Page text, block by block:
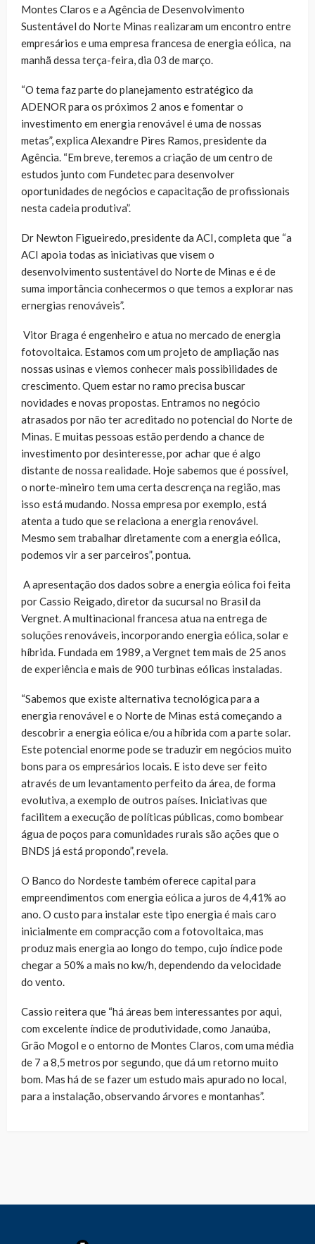
Montes Claros e a Agência de Desenvolvimento
Sustentável do Norte Minas realizaram um encontro entre
empresários e uma empresa francesa de energia eólica, na
manhã dessa terça-feira, dia 03 de março.
“O tema faz parte do planejamento estratégico da
ADENOR para os próximos 2 anos e fomentar o
investimento em energia renovável é uma de nossas
metas”, explica Alexandre Pires Ramos, presidente da
Agência. “Em breve, teremos a criação de um centro de
estudos junto com Fundetec para desenvolver
oportunidades de negócios e capacitação de profissionais
nesta cadeia produtiva”.
Dr Newton Figueiredo, presidente da ACI, completa que “a
ACI apoia todas as iniciativas que visem o
desenvolvimento sustentável do Norte de Minas e é de
suma importância conhecermos o que temos a explorar nas
ernergias renováveis”.
Vitor Braga é engenheiro e atua no mercado de energia
fotovoltaica. Estamos com um projeto de ampliação nas
nossas usinas e viemos conhecer mais possibilidades de
crescimento. Quem estar no ramo precisa buscar
novidades e novas propostas. Entramos no negócio
atrasados por não ter acreditado no potencial do Norte de
Minas. E muitas pessoas estão perdendo a chance de
investimento por desinteresse, por achar que é algo
distante de nossa realidade. Hoje sabemos que é possível,
o norte-mineiro tem uma certa descrença na região, mas
isso está mudando. Nossa empresa por exemplo, está
atenta a tudo que se relaciona a energia renovável.
Mesmo sem trabalhar diretamente com a energia eólica,
podemos vir a ser parceiros”, pontua.
A apresentação dos dados sobre a energia eólica foi feita
por Cassio Reigado, diretor da sucursal no Brasil da
Vergnet. A multinacional francesa atua na entrega de
soluções renováveis, incorporando energia eólica, solar e
híbrida. Fundada em 1989, a Vergnet tem mais de 25 anos
de experiência e mais de 900 turbinas eólicas instaladas.
“Sabemos que existe alternativa tecnológica para a
energia renovável e o Norte de Minas está começando a
descobrir a energia eólica e/ou a híbrida com a parte solar.
Este potencial enorme pode se traduzir em negócios muito
bons para os empresários locais. E isto deve ser feito
através de um levantamento perfeito da área, de forma
evolutiva, a exemplo de outros países. Iniciativas que
facilitem a execução de políticas públicas, como bombear
água de poços para comunidades rurais são ações que o
BNDS já está propondo”, revela.
O Banco do Nordeste também oferece capital para
empreendimentos com energia eólica a juros de 4,41% ao
ano. O custo para instalar este tipo energia é mais caro
inicialmente em compracção com a fotovoltaica, mas
produz mais energia ao longo do tempo, cujo índice pode
chegar a 50% a mais no kw/h, dependendo da velocidade
do vento.
Cassio reitera que “há áreas bem interessantes por aqui,
com excelente índice de produtividade, como Janaúba,
Grão Mogol e o entorno de Montes Claros, com uma média
de 7 a 8,5 metros por segundo, que dá um retorno muito
bom. Mas há de se fazer um estudo mais apurado no local,
para a instalação, observando árvores e montanhas”.